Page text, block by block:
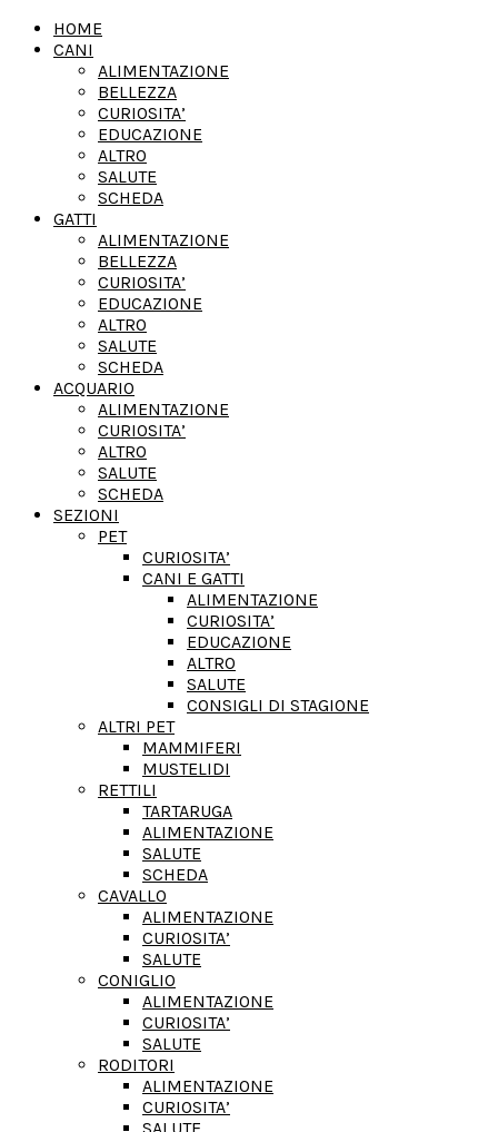
HOME
CANI
ALIMENTAZIONE
BELLEZZA
CURIOSITA’
EDUCAZIONE
ALTRO
SALUTE
SCHEDA
GATTI
ALIMENTAZIONE
BELLEZZA
CURIOSITA’
EDUCAZIONE
ALTRO
SALUTE
SCHEDA
ACQUARIO
ALIMENTAZIONE
CURIOSITA’
ALTRO
SALUTE
SCHEDA
SEZIONI
PET
CURIOSITA’
CANI E GATTI
ALIMENTAZIONE
CURIOSITA’
EDUCAZIONE
ALTRO
SALUTE
CONSIGLI DI STAGIONE
ALTRI PET
MAMMIFERI
MUSTELIDI
RETTILI
TARTARUGA
ALIMENTAZIONE
SALUTE
SCHEDA
CAVALLO
ALIMENTAZIONE
CURIOSITA’
SALUTE
CONIGLIO
ALIMENTAZIONE
CURIOSITA’
SALUTE
RODITORI
ALIMENTAZIONE
CURIOSITA’